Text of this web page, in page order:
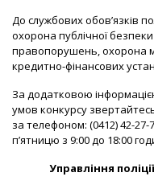
До службових обов’язків
охорона публічної
правопорушень, охорона
кредитно-фінансових
За додатковою
умов конкурсу
за телефоном: (0412) 42-
п’ятницю з 9:00 до 18:00
Управління